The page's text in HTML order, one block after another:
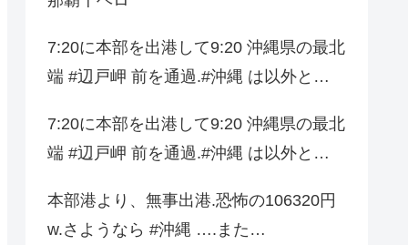
7:20に本部を出港して9:20 沖縄県の最北
端 #辺戸岬 前を通過.#沖縄 は以外と…
7:20に本部を出港して9:20 沖縄県の最北
端 #辺戸岬 前を通過.#沖縄 は以外と…
本部港より、無事出港.恐怖の106320円
w.さようなら #沖縄 ….また…